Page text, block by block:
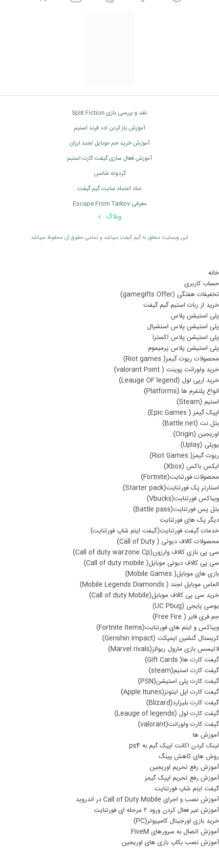
نقد و بررسی بازی Split Fiction
آموزش باز کردن ادد فرند استیم
آموزش خرید جم موبایل لجند ارزان
آموزش فعال سازی گیفت کارت استیم
گردونه شانس
نماد اعتماد سایت گیم گیفت
معرفی Escape From Tarkov
وبلاگ
اين وبسايت متعلق به گیم گیفت ميباشد و تمامی حقوق آن محفوظ ميباشد
خانه
حساب کاربری
تخفیفات هفتگی (gamegifts Offer)
خرید از ربات استیم گیم گیفت
پلی استیشن پلاس
پلی استیشن پلاس اسنشیال
پلی استیشن پلاس اکسترا
پلی استیشن پلاس پرمیموم
محصولات ریوت گیمز( Riot games)
خرید ولورانت پوینت ( valorant Point)
خرید ارپی لول (Leauge OF legend)
انواع پلتفرم ها (Platforms)
استیم (Steam)
اپیک گیمز ( Epic Games)
بتل.نت (Battle.net)
اوریجین (Origin)
یوپلی (Uplay)
ریوت گیمز( Riot Games)
ایکس باکس (Xbox)
محصولات فورتنایت(Fortnite)
استارتر پک فورتنایت(Starter pack)
ویباکس فورتنایت(Vbucks)
بتل پس فورتنایت(Battle pass)
دیگر پک های فورتنایت
خدمات گیفت فورتنایت(گیفت ایتم شاپ فورتنایت)
محصولات کالاف دیوتی ( Call of Duty)
سی پی بازی کالاف وارزون(Call of duty warzone Cp)
سی پی کالاف دیوتی موبایل( Call of duty mobile)
بازی های موبایل( Mobile Games)
الماس موبایل لجند ( Mobile Legends Diamonds)
خرید سی پی کالاف موبایل(Call of duty Mobile)
یوسی پایجی (UC Pbug)
جم فری فایر ( Free Fire)
ویباکس و ایتم های فورتنایت(Fortnite Items)
کریستال گنشین ایمپکت (Genshin Impact)
لاتیسس بازی مارول ریوالز(Marvel rivals)
گیفت کارت ها( Gift Cards)
گیفت کارت استیم(steam)
گیفت کارت پلی استیشن(PSN)
گیفت کارت اپل ایتونز(Apple Itunes)
گیفت کارت بلیزارد(Blizard)
گیفت کارت لول (Leauge of legends)
گیفت کارت ولورانت(valorant)
آموزش ها
لینک کردن اکانت اپیک گیم به ps4
روش های کاهش پینگ
آموزش رفع تحریم اوریجین
آموزش رفع تحریم اپیک گیمز
گیفت ایتم شاپ فورتنایت
آموزش نصب و اجرای Call of Duty Mobile در اندروید
آموزش غیر فعال کردن ورود ۲ مرحله ای فورتنایت
خرید بازی اورجینال کامپیوتر(PC)
آموزش اتصال به سرورهای FiveM
آموزش نصب بکاپ بازی های اوریجین